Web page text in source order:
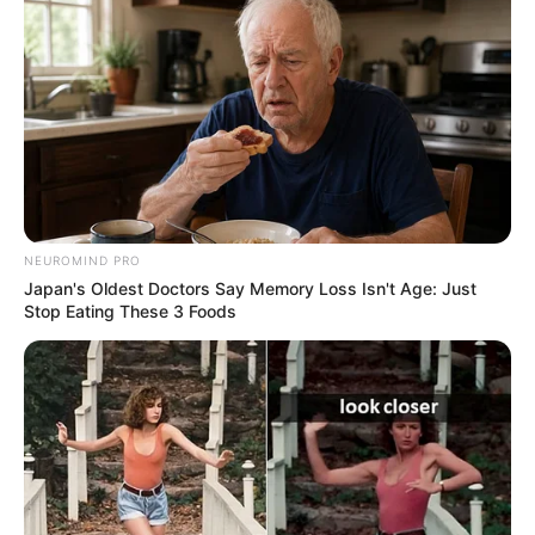
Oberrhein
Ab Basel fließt der Rhein durch die
Oberrheinische Tiefebene, der wärmsten
Region Deutschlands. Deshalb spielen
hier der Obst- und Weinanbau eine große Rolle. Neben
historischen Städten gibt es in der meist sehr flachen
Landschaft viele prunkvolle Schlösser zu sehen. Wir
haben die große Oberrheinregion in einensüdlichen Teil
und einennördlichen Teilgegliedert.
Mittelrhein
Ab Bingen wird die Landschaft besonders
spektakulär. Hier hat sich der Fluss in
Jahrmillionen durch das aufsteigende
Rheinische Schiefergebirge gegraben. Das zum Teil unter
dem Schutz der UNESCO stehende Tal ist mit seinen
felsigen Berghängen und mehr als 60 Burgen und
Schlössern sowie an den Hängen klebenden
NEUROMIND PRO
Japan's Oldest Doctors Say Memory Loss Isn't Age: Just
Stop Eating These 3 Foods